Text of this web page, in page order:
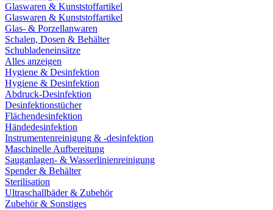
Glaswaren & Kunststoffartikel
Glaswaren & Kunststoffartikel
Glas- & Porzellanwaren
Schalen, Dosen & Behälter
Schubladeneinsätze
Alles anzeigen
Hygiene & Desinfektion
Hygiene & Desinfektion
Abdruck-Desinfektion
Desinfektionstücher
Flächendesinfektion
Händedesinfektion
Instrumentenreinigung & -desinfektion
Maschinelle Aufbereitung
Sauganlagen- & Wasserlinienreinigung
Spender & Behälter
Sterilisation
Ultraschallbäder & Zubehör
Zubehör & Sonstiges